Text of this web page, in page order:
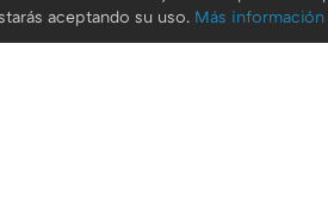
aceptando su uso. Más información